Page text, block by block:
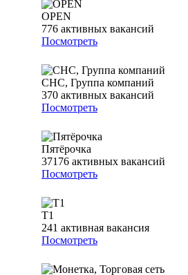
OPEN
776 активных вакансий
Посмотреть
СНС, Группа компаний
370 активных вакансий
Посмотреть
Пятёрочка
37176 активных вакансий
Посмотреть
Т1
241 активная вакансия
Посмотреть